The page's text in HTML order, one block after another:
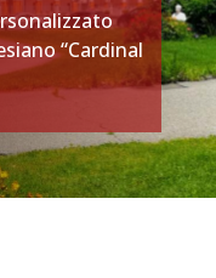
“Cardinal